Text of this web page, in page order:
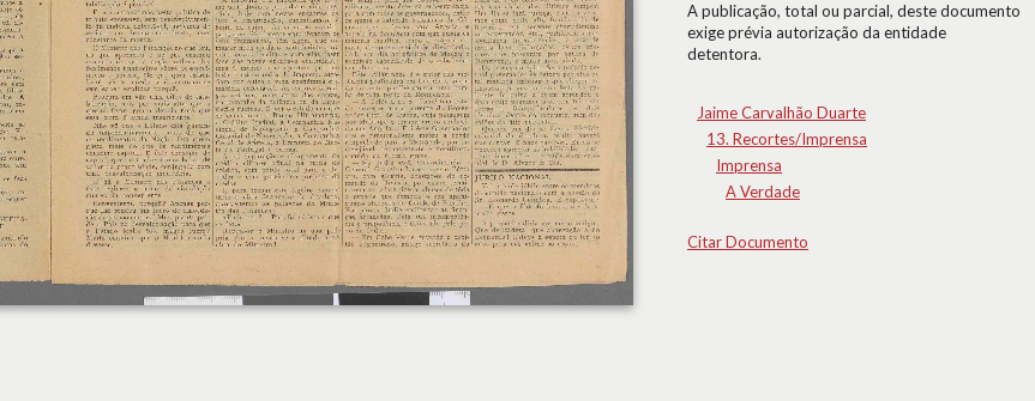
A publicação, total ou parcial, deste documento
exige prévia autorização da entidade
detentora.
Jaime Carvalhão Duarte
13. Recortes/Imprensa
Imprensa
A Verdade
Citar Documento